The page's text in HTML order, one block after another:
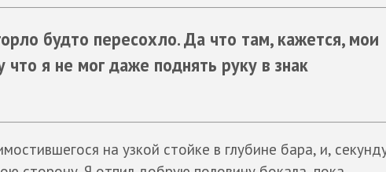
будто пересохло. Да что там, кажется, мои
я не мог даже поднять руку в знак
на узкой стойке в глубине бара, и,